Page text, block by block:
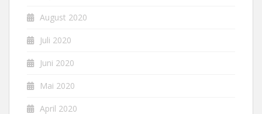
August 2020
Juli 2020
Juni 2020
Mai 2020
April 2020